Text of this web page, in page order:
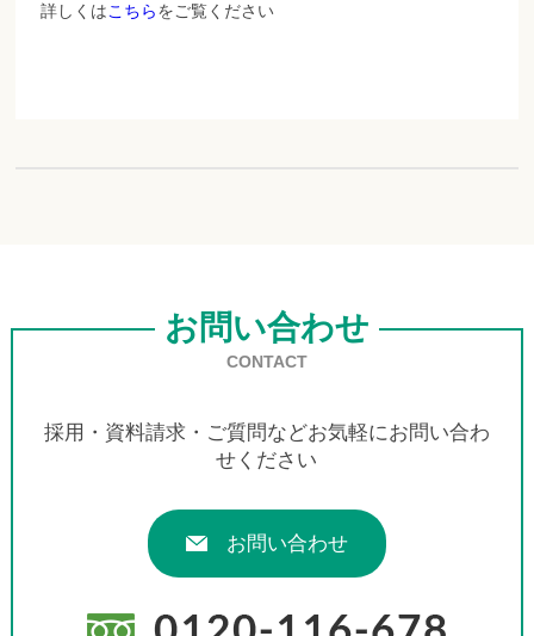
詳しくはこちらをご覧ください
お問い合わせ
CONTACT
採用・資料請求・ご質問などお気軽にお問い合わ
せください
お問い合わせ